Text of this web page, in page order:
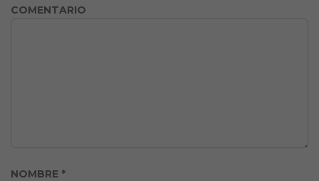
COMENTARIO
NOMBRE *